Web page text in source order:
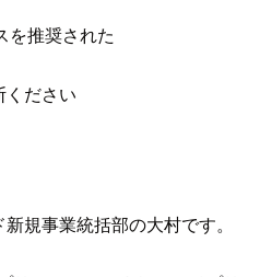
を推奨された
ください
規事業統括部の大村です。